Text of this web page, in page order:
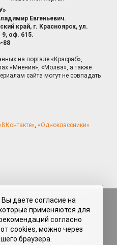
Евгеньевич.
край, г. Красноярск, ул.
оф. 615.
88
на портале «Красраб»,
«Мнения», «Молва», а также
сайта могут не совпадать
, «Одноклассники»
размещённые на портале
нештатными авторами
авторского права. Полное или
размещённых на портале
с письменного согласия редакции
даете согласие на
применяются для
согласно
от cookies, можно через
браузера.